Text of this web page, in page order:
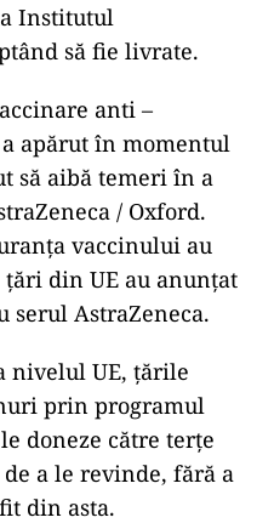
Institutul
să fie livrate.
anti –
apărut în momentul
să aibă temeri în a
/ Oxford.
vaccinului au
din UE au anunțat
serul AstraZeneca.
nivelul UE, țările
prin programul
doneze către terțe
a le revinde, fără a
din asta.